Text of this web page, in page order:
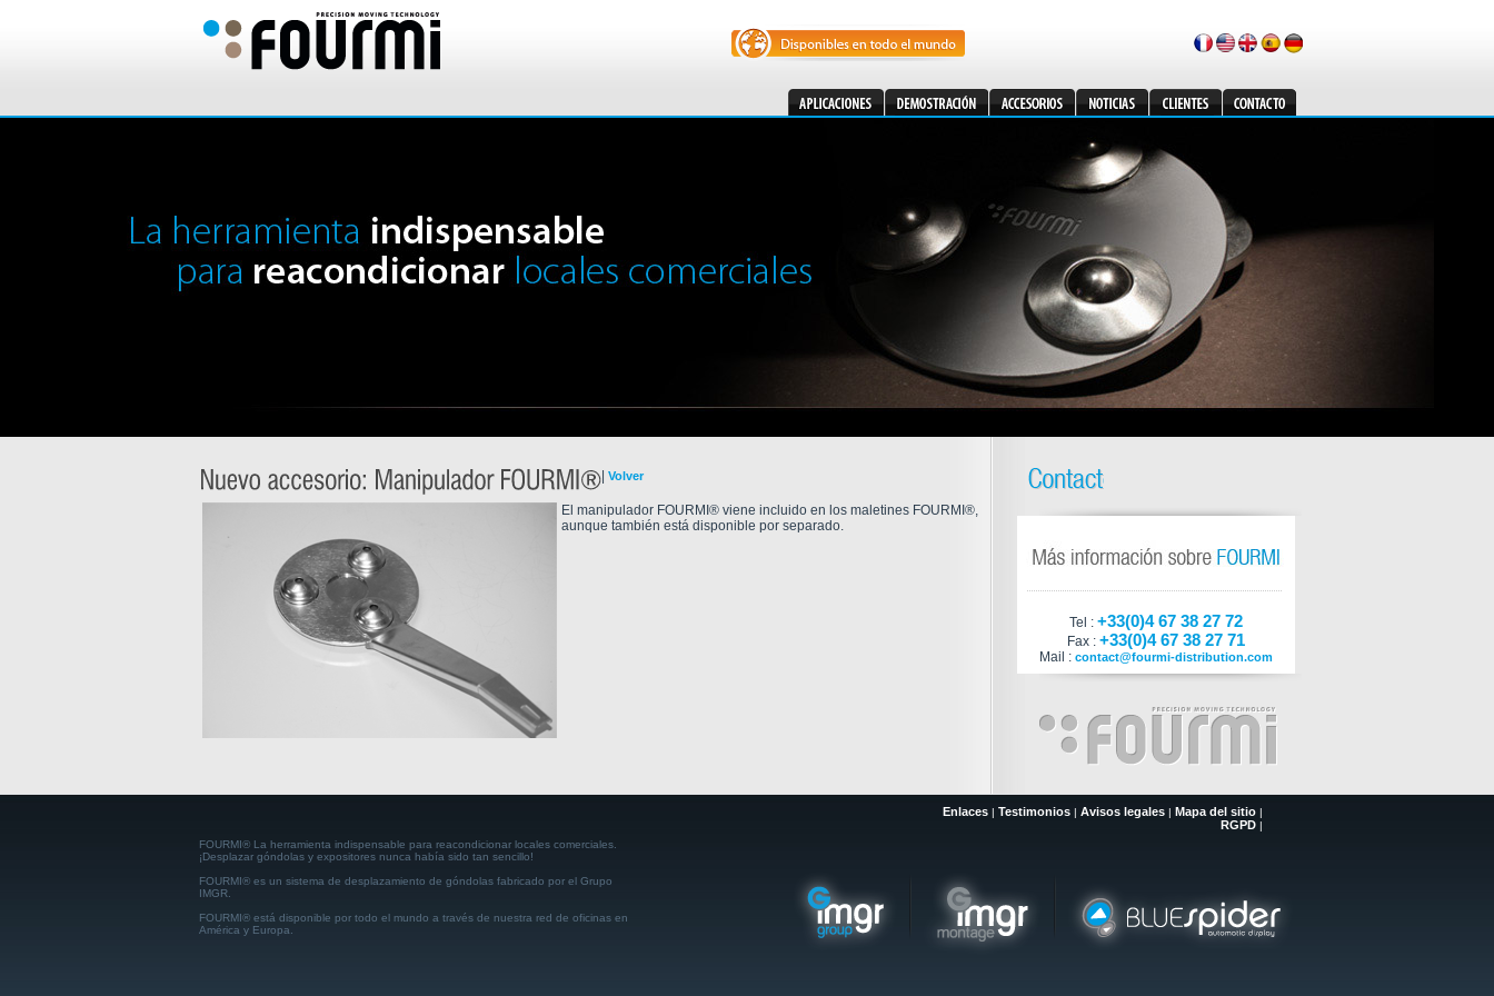
Tel : +33(0)4 67 38 27 72
Fax : +33(0)4 67 38 27 71
Mail : contact@fourmi-distribution.com
Volver
El manipulador FOURMI® viene incluido en los maletines FOURMI®,
aunque también está disponible por separado.
FOURMI® La herramienta indispensable para reacondicionar locales comerciales.
¡Desplazar góndolas y expositores nunca había sido tan sencillo!
FOURMI® es un sistema de desplazamiento de góndolas fabricado por el Grupo
IMGR.
FOURMI® está disponible por todo el mundo a través de nuestra red de oficinas en
América y Europa.
Enlaces | Testimonios | Avisos legales | Mapa del sitio |
RGPD |